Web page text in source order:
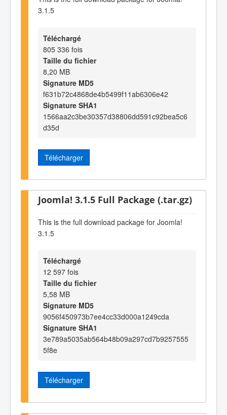
3.1.5
Téléchargé
805 336 fois
Taille du fichier
8,20 MB
Signature MD5
f631b72c4868de4b5499f11ab6306e42
Signature SHA1
1566aa2c3be30357d38806dd591c92bea5c6
d35d
Télécharger
Joomla! 3.1.5 Full Package (.tar.gz)
This is the full download package for Joomla!
3.1.5
Téléchargé
12 597 fois
Taille du fichier
5,58 MB
Signature MD5
9056f450973b7ee4cc33d000a1249cda
Signature SHA1
3e789a5035ab564b48b09a297cd7b9257555
5f8e
Télécharger